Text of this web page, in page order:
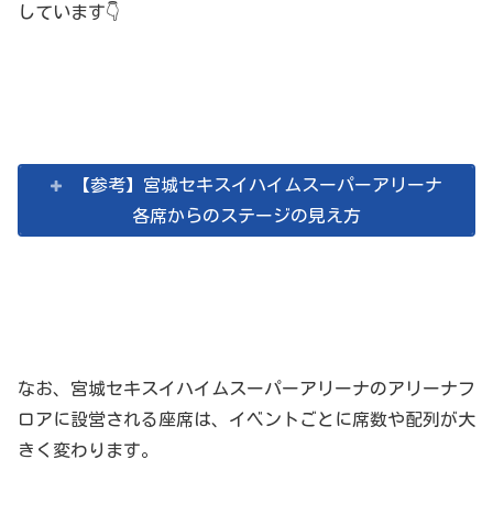
しています👇
【参考】宮城セキスイハイムスーパーアリーナ
各席からのステージの見え方
なお、宮城セキスイハイムスーパーアリーナのアリーナフ
ロアに設営される座席は、イベントごとに席数や配列が大
きく変わります。